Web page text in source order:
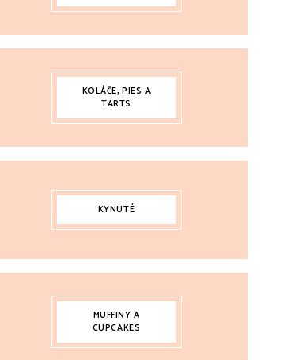
KOLÁČE, PIES A
TARTS
KYNUTÉ
MUFFINY A
CUPCAKES